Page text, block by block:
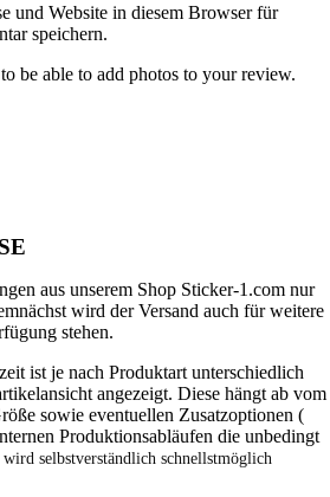
und Website in diesem Browser für
speichern.
be able to add photos to your review.
aus unserem Shop Sticker-1.com nur
wird der Versand auch für weitere
stehen.
ist je nach Produktart unterschiedlich
angezeigt. Diese hängt ab vom
sowie eventuellen Zusatzoptionen (
Produktionsabläufen die unbedingt
selbstverständlich schnellstmöglich